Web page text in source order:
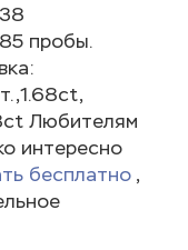
пробы.
Любителям
интересно
бесплатно ,